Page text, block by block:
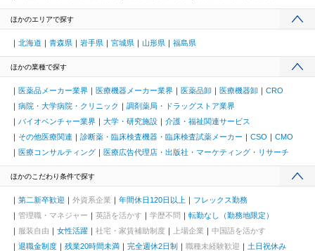
ほかのエリアで探す
北海道 青森県 岩手県 宮城県 山形県 福島県
ほかの業種で探す
医薬品メーカー業界 医療機器メーカー業界 医薬品卸 医療機器卸
CRO
病院・大学病院・クリニック
調剤薬局・ドラッグストア業界
バイオベンチャー業界
大学・研究施設
介護・福祉関連サービス
その他医療関連
診断薬・臨床検査機器・臨床検査試薬メーカー CSO
CMO
医療コンサルティング
医療広告代理店・出版社・マーケティング・リサーチ
ほかのこだわり条件で探す
第二新卒歓迎 外資系企業 年間休日120日以上
フレックス勤務
管理職・マネジャー
英語を活かす 学歴不問
転勤なし（勤務地限定）
服装自由
女性活躍 社宅・家賃補助制度 上場企業
中国語を活かす
退職金制度
残業20時間未満 完全週休2日制 職種未経験歓迎
土日祝休み